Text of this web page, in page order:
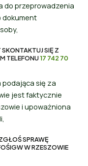
do przeprowadzenia
dokument
SIĘ Z
TELEFONU17 742 70
się za
jest faktycznie
i upoważniona
SPRAWĘ
W RZESZOWIE